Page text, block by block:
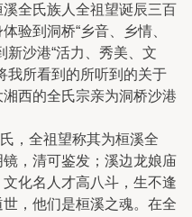
全氏族人全祖望诞辰三百
验到洞桥“乡音、乡情、
新沙港“活力、秀美、文
我所看到的所听到的关于
西的全氏宗亲为洞桥沙港
，全祖望称其为桓溪全
，清可鉴发；溪边龙娘庙
化名人才高八斗，生不逢
，他们是桓溪之魂。在全